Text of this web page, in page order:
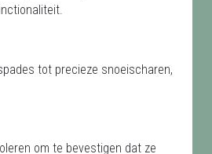
tot precieze snoeischaren,
om te bevestigen dat ze